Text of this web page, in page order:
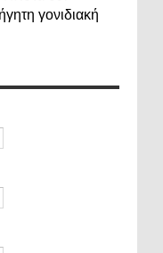
γονιδιακή